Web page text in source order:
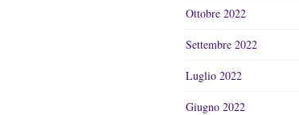
Ottobre 2022
Settembre 2022
Luglio 2022
Giugno 2022